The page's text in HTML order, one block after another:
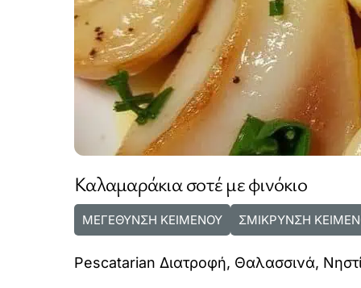
Καλαμαράκια σοτέ με φινόκιο
ΜΕΓΕΘΥΝΣΗ ΚΕΙΜΕΝΟΥ ΣΜΙΚΡΥΝΣΗ
Pescatarian Διατροφή, Θαλασσινά,